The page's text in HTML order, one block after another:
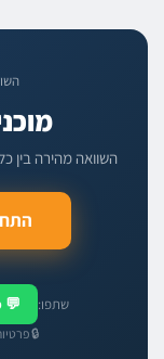
השוואה מהירה בין
שתפו: 💬 WhatsApp
🔒